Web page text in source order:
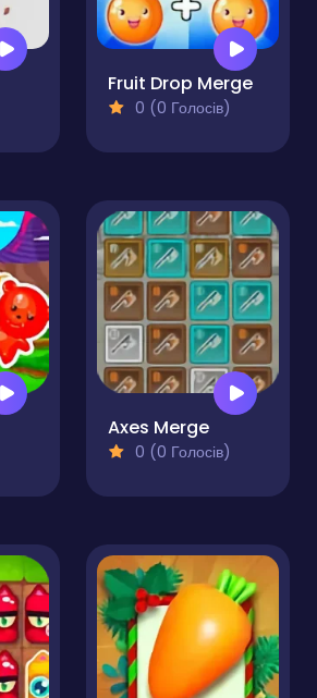
Fruit Drop Merge
0 (0 Голосів)
Axes Merge
0 (0 Голосів)